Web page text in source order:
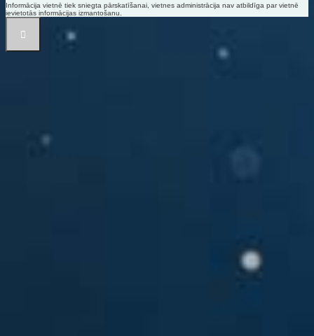
Informācija vietnē tiek sniegta pārskatīšanai, vietnes administrācija nav atbildīga par vietnē
ievietotās informācijas izmantošanu.